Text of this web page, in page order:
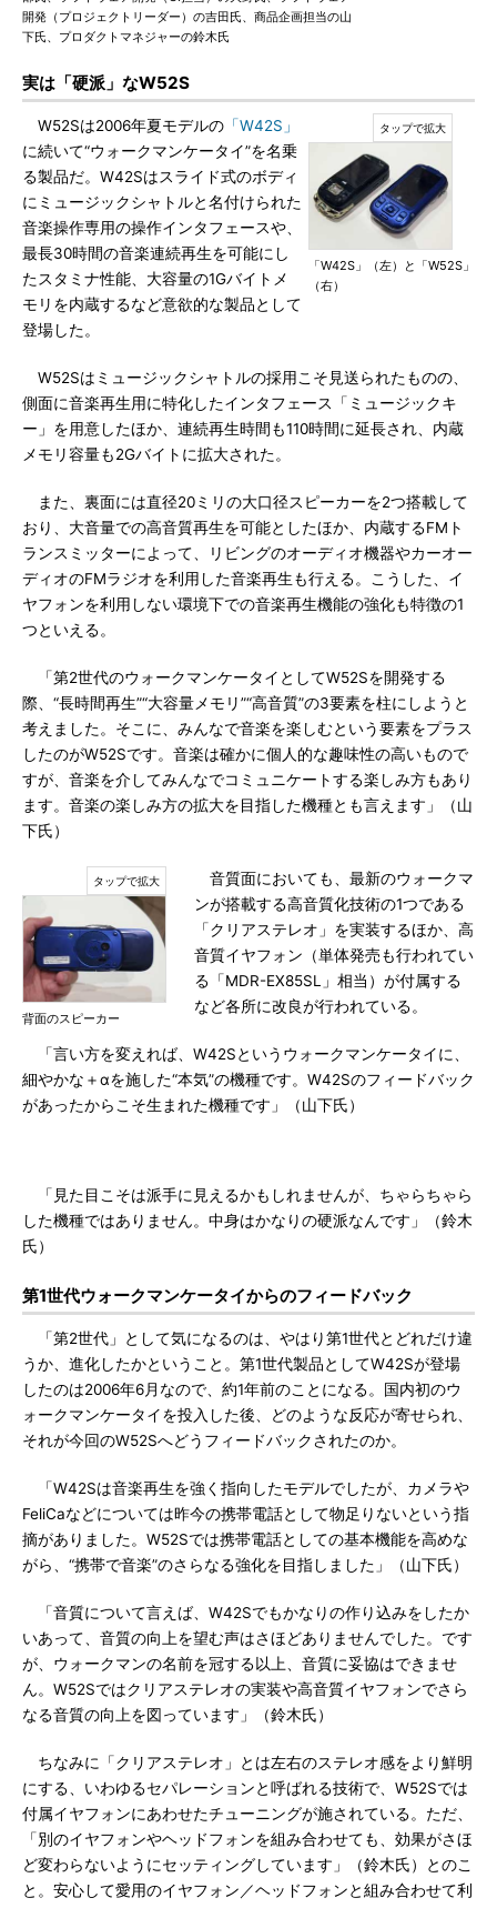
開発（プロジェクトリーダー）の吉田氏、商品企画担当の山
下氏、プロダクトマネジャーの鈴木氏
実は「硬派」なW52S
「W42S」（左）と「W52S」
（右）
W52Sは2006年夏モデルの 「W42S」
に続いて“ウォークマンケータイ”を名乗
る製品だ。W42Sはスライド式のボディ
にミュージックシャトルと名付けられた
音楽操作専用の操作インタフェースや、
最長30時間の音楽連続再生を可能にし
たスタミナ性能、大容量の1Gバイトメ
モリを内蔵するなど意欲的な製品として
登場した。
W52Sはミュージックシャトルの採用こそ見送られたものの、
側面に音楽再生用に特化したインタフェース「ミュージックキ
ー」を用意したほか、連続再生時間も110時間に延長され、内蔵
メモリ容量も2Gバイトに拡大された。
また、裏面には直径20ミリの大口径スピーカーを2つ搭載して
おり、大音量での高音質再生を可能としたほか、内蔵するFMト
ランスミッターによって、リビングのオーディオ機器やカーオー
ディオのFMラジオを利用した音楽再生も行える。こうした、イ
ヤフォンを利用しない環境下での音楽再生機能の強化も特徴の1
つといえる。
「第2世代のウォークマンケータイとしてW52Sを開発する
際、“長時間再生”“大容量メモリ”“高音質”の3要素を柱にしようと
考えました。そこに、みんなで音楽を楽しむという要素をプラス
したのがW52Sです。音楽は確かに個人的な趣味性の高いもので
すが、音楽を介してみんなでコミュニケートする楽しみ方もあり
ます。音楽の楽しみ方の拡大を目指した機種とも言えます」（山
下氏）
背面のスピーカー
音質面においても、最新のウォークマ
ンが搭載する高音質化技術の1つである
「クリアステレオ」を実装するほか、高
音質イヤフォン（単体発売も行われてい
る「MDR-EX85SL」相当）が付属する
など各所に改良が行われている。
「言い方を変えれば、W42Sというウォークマンケータイに、
細やかな＋αを施した“本気”の機種です。W42Sのフィードバック
があったからこそ生まれた機種です」（山下氏）
「見た目こそは派手に見えるかもしれませんが、ちゃらちゃら
した機種ではありません。中身はかなりの硬派なんです」（鈴木
氏）
第1世代ウォークマンケータイからのフィードバック
「第2世代」として気になるのは、やはり第1世代とどれだけ違
うか、進化したかということ。第1世代製品としてW42Sが登場
したのは2006年6月なので、約1年前のことになる。国内初のウ
ォークマンケータイを投入した後、どのような反応が寄せられ、
それが今回のW52Sへどうフィードバックされたのか。
「W42Sは音楽再生を強く指向したモデルでしたが、カメラや
FeliCaなどについては昨今の携帯電話として物足りないという指
摘がありました。W52Sでは携帯電話としての基本機能を高めな
がら、“携帯で音楽”のさらなる強化を目指しました」（山下氏）
「音質について言えば、W42Sでもかなりの作り込みをしたか
いあって、音質の向上を望む声はさほどありませんでした。です
が、ウォークマンの名前を冠する以上、音質に妥協はできませ
ん。W52Sではクリアステレオの実装や高音質イヤフォンでさら
なる音質の向上を図っています」（鈴木氏）
ちなみに「クリアステレオ」とは左右のステレオ感をより鮮明
にする、いわゆるセパレーションと呼ばれる技術で、W52Sでは
付属イヤフォンにあわせたチューニングが施されている。ただ、
「別のイヤフォンやヘッドフォンを組み合わせても、効果がさほ
ど変わらないようにセッティングしています」（鈴木氏）とのこ
と。安心して愛用のイヤフォン／ヘッドフォンと組み合わせて利